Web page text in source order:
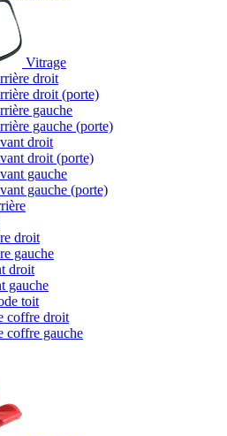
Vitrage
droit
droit (porte)
gauche
gauche (porte)
droit
droit (porte)
gauche
gauche (porte)
droit
gauche
droit
gauche
toit
coffre droit
coffre gauche